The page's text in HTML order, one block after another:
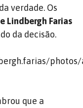
verdade. Os
Lindbergh Farias
da decisão.
photos/
que a